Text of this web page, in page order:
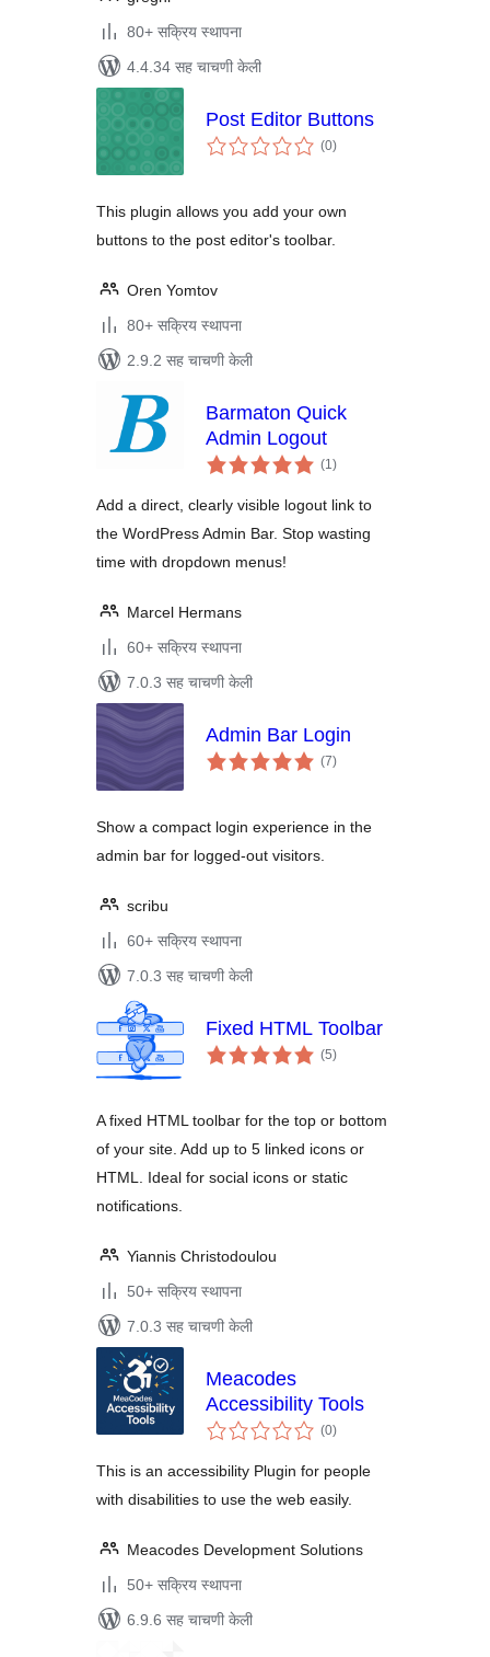
80+ सक्रिय स्थापना
4.4.34 सह चाचणी केली
Post Editor Buttons
(0एकूण
मूल्यांकन
)
This plugin allows you add your own
buttons to the post editor's toolbar.
Oren Yomtov
80+ सक्रिय स्थापना
2.9.2 सह चाचणी केली
Barmaton Quick
Admin Logout
(1एकूण
मूल्यांकन
)
Add a direct, clearly visible logout link to
the WordPress Admin Bar. Stop wasting
time with dropdown menus!
Marcel Hermans
60+ सक्रिय स्थापना
7.0.3 सह चाचणी केली
Admin Bar Login
(7एकूण
मूल्यांकन
)
Show a compact login experience in the
admin bar for logged-out visitors.
scribu
60+ सक्रिय स्थापना
7.0.3 सह चाचणी केली
Fixed HTML Toolbar
(5एकूण
मूल्यांकन
)
A fixed HTML toolbar for the top or bottom
of your site. Add up to 5 linked icons or
HTML. Ideal for social icons or static
notifications.
Yiannis Christodoulou
50+ सक्रिय स्थापना
7.0.3 सह चाचणी केली
Meacodes
Accessibility Tools
(0एकूण
मूल्यांकन
)
This is an accessibility Plugin for people
with disabilities to use the web easily.
Meacodes Development Solutions
50+ सक्रिय स्थापना
6.9.6 सह चाचणी केली